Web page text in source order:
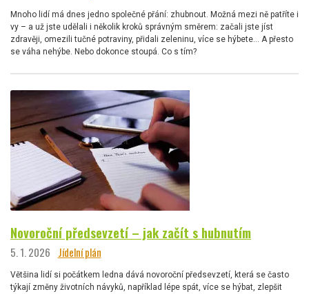
Mnoho lidí má dnes jedno společné přání: zhubnout. Možná mezi ně patříte i
vy – a už jste udělali i několik kroků správným směrem: začali jste jíst
zdravěji, omezili tučné potraviny, přidali zeleninu, více se hýbete… A přesto
se váha nehýbe. Nebo dokonce stoupá. Co s tím?
Novoroční předsevzetí – jak začít s hubnutím
5. 1. 2026 Jídelní plán
Většina lidí si počátkem ledna dává novoroční předsevzetí, která se často
týkají změny životních návyků, například lépe spát, více se hýbat, zlepšit